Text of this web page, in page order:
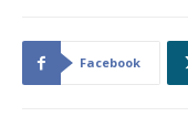
Facebook